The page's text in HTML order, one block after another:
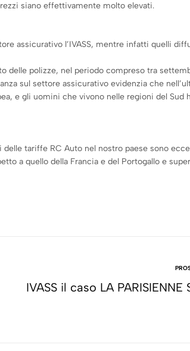
siano effettivamente molto elevati.
assicurativo l’IVASS, mentre infatti quelli
delle polizze, nel periodo compreso tra
sul settore assicurativo evidenzia che
e gli uomini che vivono nelle regioni del Sud
tariffe RC Auto nel nostro paese sono
a quello della Francia e del Portogallo e
IVASS il caso LA PARISIENNE